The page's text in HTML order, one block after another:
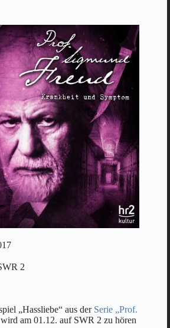
2
„Hassliebe“ aus der Serie „Prof.
am 01.12. auf SWR 2 zu hören